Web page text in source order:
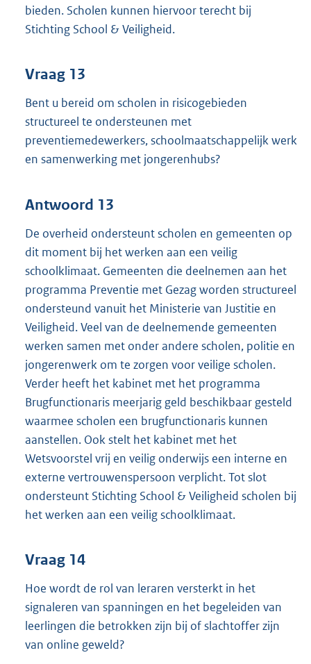
bieden. Scholen kunnen hiervoor terecht bij
Stichting School & Veiligheid.
Vraag 13
Bent u bereid om scholen in risicogebieden
structureel te ondersteunen met
preventiemedewerkers, schoolmaatschappelijk werk
en samenwerking met jongerenhubs?
Antwoord 13
De overheid ondersteunt scholen en gemeenten op
dit moment bij het werken aan een veilig
schoolklimaat. Gemeenten die deelnemen aan het
programma Preventie met Gezag worden structureel
ondersteund vanuit het Ministerie van Justitie en
Veiligheid. Veel van de deelnemende gemeenten
werken samen met onder andere scholen, politie en
jongerenwerk om te zorgen voor veilige scholen.
Verder heeft het kabinet met het programma
Brugfunctionaris meerjarig geld beschikbaar gesteld
waarmee scholen een brugfunctionaris kunnen
aanstellen. Ook stelt het kabinet met het
Wetsvoorstel vrij en veilig onderwijs een interne en
externe vertrouwenspersoon verplicht. Tot slot
ondersteunt Stichting School & Veiligheid scholen bij
het werken aan een veilig schoolklimaat.
Vraag 14
Hoe wordt de rol van leraren versterkt in het
signaleren van spanningen en het begeleiden van
leerlingen die betrokken zijn bij of slachtoffer zijn
van online geweld?